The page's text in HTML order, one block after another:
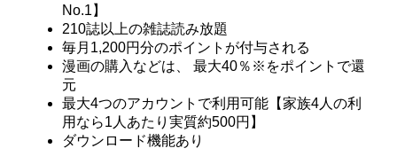
No.1】
210誌以上の雑誌読み放題
毎月1,200円分のポイントが付与される
漫画の購入などは、 最⼤40％※をポイントで還
元
最⼤4つのアカウントで利用可能【家族4⼈の利
⽤なら1⼈あたり実質約500円】
ダウンロード機能あり